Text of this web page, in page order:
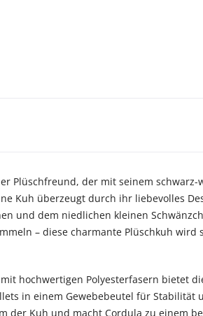
Plüschfreund, der mit seinem
Kuh überzeugt durch ihr liebevolles
und dem niedlichen kleinen
– diese charmante Plüschkuh
hochwertigen Polyesterfasern bietet
in einem Gewebebeutel für Stabilität
Kuh und macht Cordula zu einem